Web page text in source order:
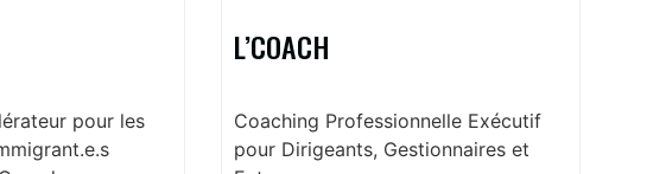
pour les
L’COACH
Coaching Professionnelle Exécutif
pour Dirigeants, Gestionnaires et